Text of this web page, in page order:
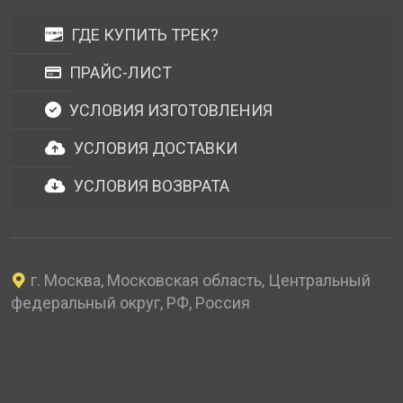
ГДЕ КУПИТЬ ТРЕК?
ПРАЙС-ЛИСТ
УСЛОВИЯ ИЗГОТОВЛЕНИЯ
УСЛОВИЯ ДОСТАВКИ
УСЛОВИЯ ВОЗВРАТА
г. Москва, Московская область, Центральный
федеральный округ, РФ, Россия